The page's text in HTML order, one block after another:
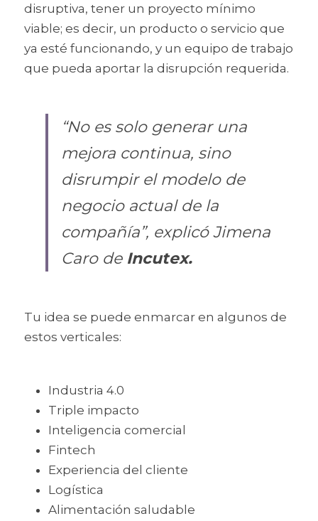
disruptiva, tener un proyecto mínimo
viable; es decir, un producto o servicio que
ya esté funcionando, y un equipo de trabajo
que pueda aportar la disrupción requerida.
“No es solo generar una
mejora continua, sino
disrumpir el modelo de
negocio actual de la
compañía”, explicó Jimena
Caro de Incutex.
Tu idea se puede enmarcar en algunos de
estos verticales:
Industria 4.0
Triple impacto
Inteligencia comercial
Fintech
Experiencia del cliente
Logística
Alimentación saludable